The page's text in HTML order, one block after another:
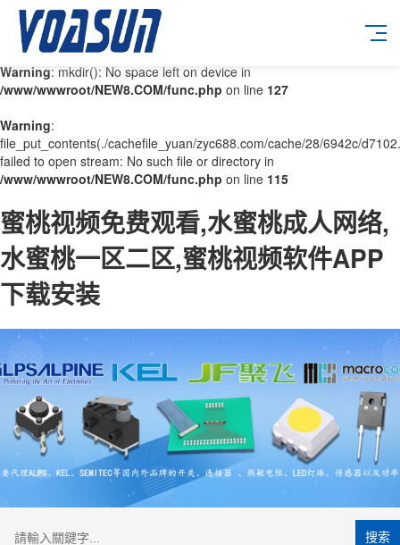
Warning: mkdir(): No space left on device in
/www/wwwroot/NEW8.COM/func.php on line 127
Warning:
file_put_contents(./cachefile_yuan/zyc688.com/cache/28/6942c/
failed to open stream: No such file or directory in
/www/wwwroot/NEW8.COM/func.php on line 115
蜜桃视频免费观看,水蜜桃成人网络,
水蜜桃一区二区,蜜桃视频软件APP
下载安装
搜索